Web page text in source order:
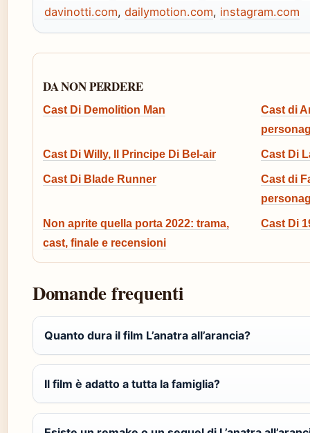
davinotti.com, dailymotion.com, instagram.com
DA NON PERDERE
Cast Di Demolition Man
Cast di
Cast Di Willy, Il Principe Di Bel-air Cast Di
Cast Di Blade Runner
Cast di
Non aprite quella porta 2022: trama,
cast, finale e recensioni
Cast Di
Domande frequenti
Quanto dura il film L’anatra all’arancia?
Il film è adatto a tutta la famiglia?